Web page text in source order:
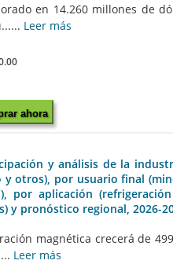
en 14.260 millones de
Leer más
ahora
y análisis de la
otros), por usuario final
aplicación
y pronóstico regional, 2026-
magnética crecerá de
Leer más